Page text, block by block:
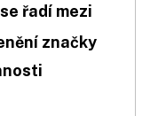
řadí mezi
značky